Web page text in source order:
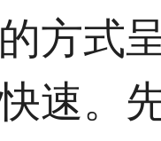
方式
速。